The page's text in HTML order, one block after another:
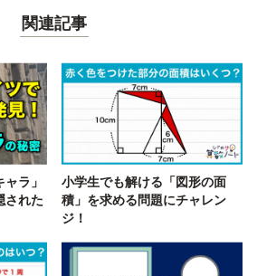
関連記事
ラ」
された
小学生でも解ける「図形の面
積」を求める問題にチャレン
ジ！